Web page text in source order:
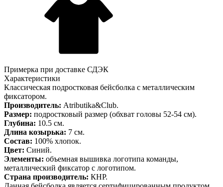
Примерка при доставке СДЭК
Характеристики
Классическая подростковая бейсболка с металлическим
фиксатором.
Производитель: Atributika&Club.
Размер: подростковый размер (обхват головы 52-54 см).
Глубина: 10.5 см.
Длина козырька: 7 см.
Состав: 100% хлопок.
Цвет: Синий.
Элементы: объемная вышивка логотипа команды,
металлический фиксатор с логотипом.
Страна производитель: КНР.